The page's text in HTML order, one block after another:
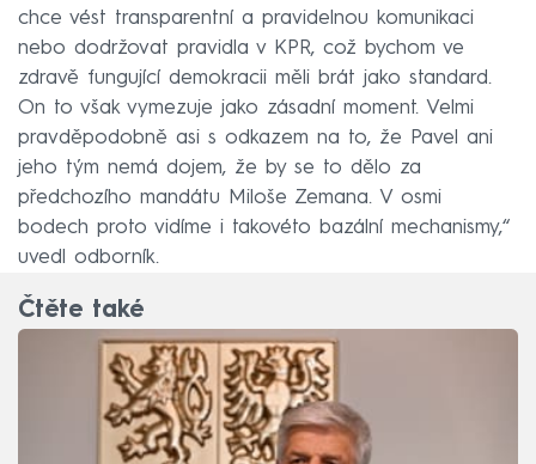
chce vést transparentní a pravidelnou komunikaci
nebo dodržovat pravidla v KPR, což bychom ve
zdravě fungující demokracii měli brát jako standard.
On to však vymezuje jako zásadní moment. Velmi
pravděpodobně asi s odkazem na to, že Pavel ani
jeho tým nemá dojem, že by se to dělo za
předchozího mandátu Miloše Zemana. V osmi
bodech proto vidíme i takovéto bazální mechanismy,“
uvedl odborník.
Čtěte také